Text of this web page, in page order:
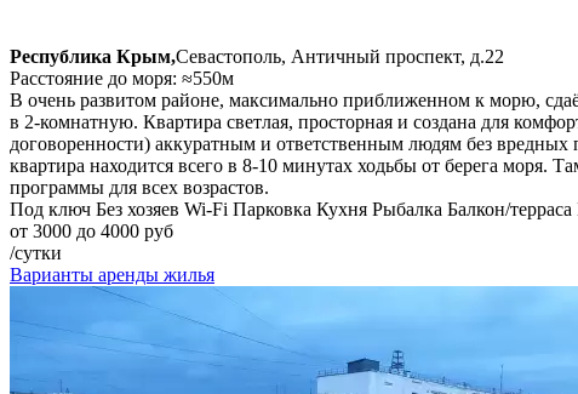
Республика Крым,Севастополь, Античный проспект, д.22
Расстояние до моря: ≈550м
В очень развитом районе, максимально приближенном к морю,
в 2-комнатную. Квартира светлая, просторная и создана для
договоренности) аккуратным и ответственным людям без
квартира находится всего в 8-10 минутах ходьбы от берега моря.
программы для всех возрастов.
Под ключ Без хозяев Wi-Fi Парковка Кухня Рыбалка Балкон/терраса
от 3000 до 4000 руб
/сутки
Варианты аренды жилья